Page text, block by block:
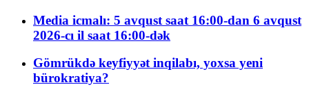
Media icmalı: 5 avqust saat 16:00-dan 6 avqust
2026-cı il saat 16:00-dək
Gömrükdə keyfiyyət inqilabı, yoxsa yeni
bürokratiya?